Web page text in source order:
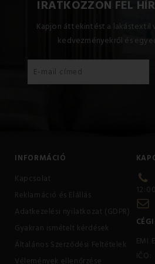
IRATKOZZON FEL
Kapjon áttekintést a lakástextil
kedvezményekről és
INFORMÁCIÓ
Kapcsolat
Reklamáció és Elállás
Adatkezelési nyilatkozat (GDPR)
Gyakran ismételt kérdések
Általános Szerződési Feltételek
Vélemények ellenőrzése
EMI
IČO: